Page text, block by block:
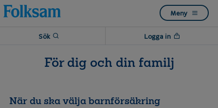
Till
navigation
Till
innehåll
Meny
Sök Logga in
För dig och din familj
När du ska välja barnförsäkring